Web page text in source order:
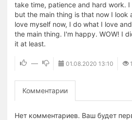
take time, patience and hard work.
but the main thing is that now I look
love myself now, I do what I love
the main thing. I'm happy. WOW! I
it at least.
— 01.08.2020 13:10
Комментарии
Нет комментариев. Ваш будет